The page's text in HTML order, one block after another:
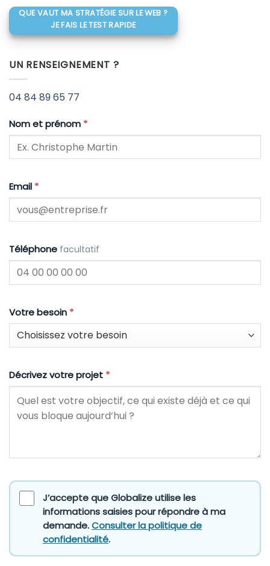
QUE VAUT MA STRATÉGIE SUR LE WEB ?
JE FAIS LE TEST RAPIDE
UN RENSEIGNEMENT ?
04 84 89 65 77
Nom et prénom *
Email *
Téléphone facultatif
Votre besoin *
Décrivez votre projet *
J’accepte que Globalize utilise les
informations saisies pour répondre à ma
demande.Consulter la politique de
confidentialité.